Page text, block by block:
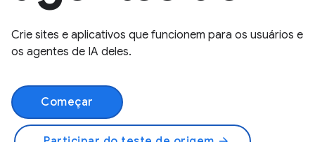
Crie sites e aplicativos que funcionem para os usuários e
os agentes de IA deles.
Começar